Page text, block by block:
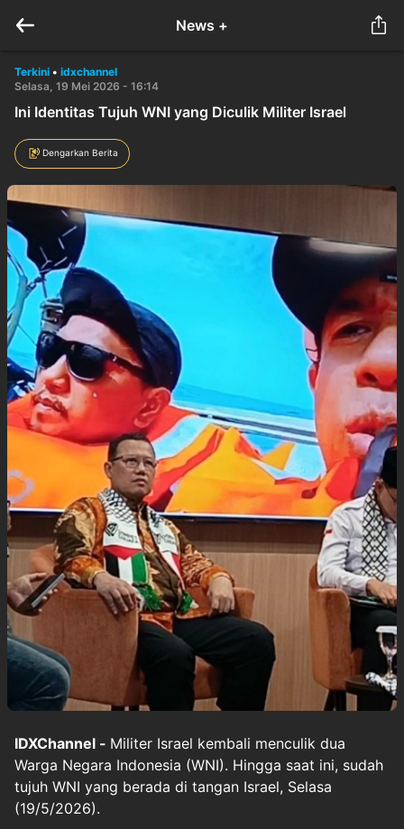
News +
Terkini • idxchannel
Selasa, 19 Mei 2026 - 16:14
Ini Identitas Tujuh WNI yang Diculik Militer Israel
Dengarkan Berita
IDXChannel - Militer Israel kembali menculik dua
Warga Negara Indonesia (WNI). Hingga saat ini, sudah
tujuh WNI yang berada di tangan Israel, Selasa
(19/5/2026).